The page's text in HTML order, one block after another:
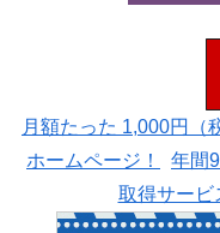
月額たった 1,000円（
ホームページ！
年間
取得サー